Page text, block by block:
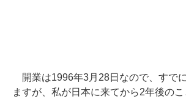
開業は1996年3月28日なので、すで
ますが、私が日本に来てから2年後の